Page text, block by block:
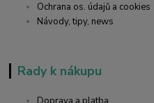
Ochrana os. údajů a cookies
Návody, tipy, news
Rady k nákupu